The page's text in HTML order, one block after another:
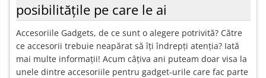
posibilitățile pe care le ai
Accesoriile Gadgets, de ce sunt o alegere potrivită? Către
ce accesorii trebuie neapărat să îți îndrepți atenția? Iată
mai multe informații! Acum câțiva ani puteam doar visa la
unele dintre accesoriile pentru gadget-urile care fac parte